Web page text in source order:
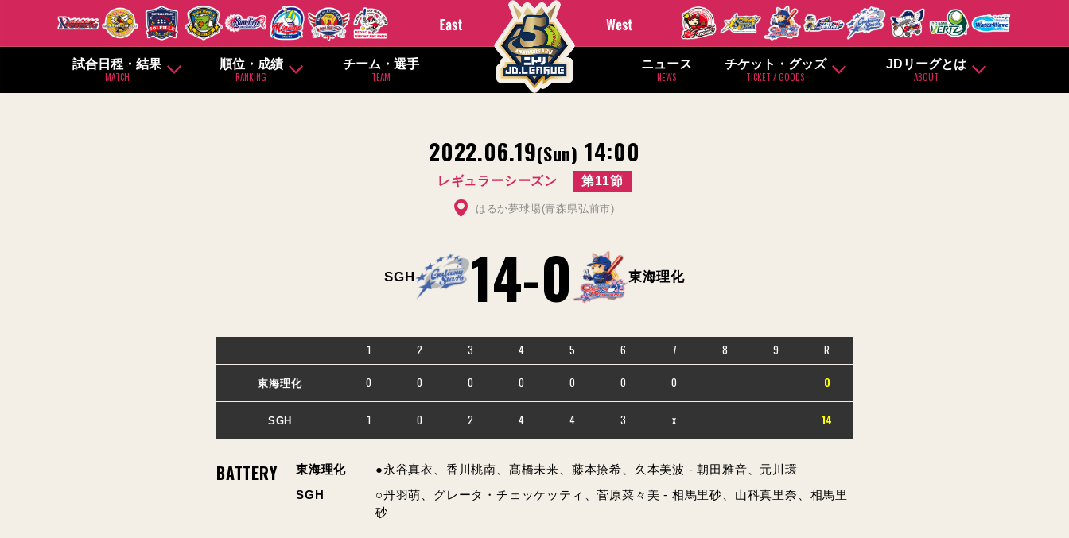
試合日程・結果
MATCH
順位・成績
RANKING
チーム・選手
TEAM
ニュース
NEWS
チケット・グッズ
TICKET / GOODS
JDリーグとは
ABOUT
2022.06.19(Sun) 14:00
レギュラーシーズン 第11節
はるか夢球場(青森県弘前市)
SGH 14-0 東海理化
1 2 3 4 5 6 7 8 9 R
東海理化 0 0 0 0 0 0 0 0
SGH 1 0 2 4 4 3 x 14
BATTERY 東海理化
●永谷真衣、香川桃南、髙橋未来、藤本捺希、久本美波 - 朝田雅音、元川環
SGH
○丹羽萌、グレータ・チェッケッティ、菅原菜々美 - 相馬里砂、山科真里奈、相馬里
砂